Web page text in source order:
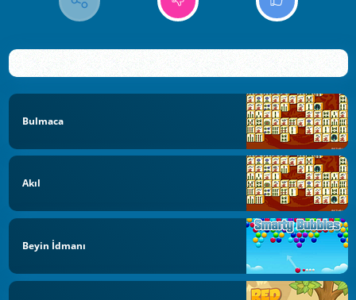
Bulmaca
Akıl
Beyin İdmanı